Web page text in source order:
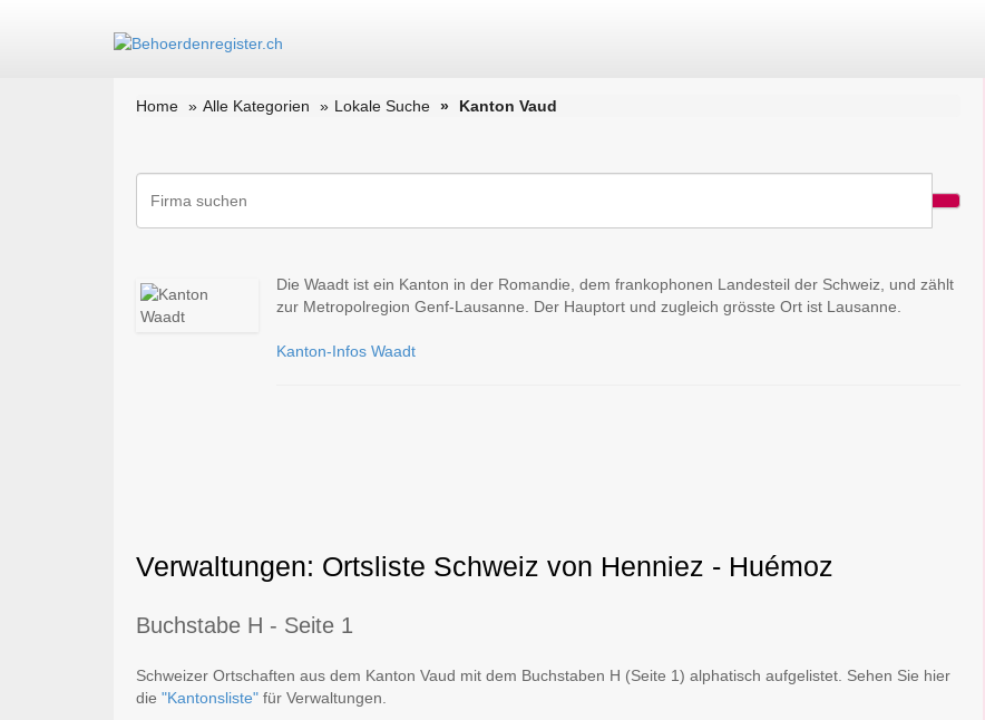
Home Alle Kategorien Lokale Suche Kanton Vaud
Die Waadt ist ein Kanton in der Romandie, dem frankophonen Landesteil der Schweiz, und zählt
zur Metropolregion Genf-Lausanne. Der Hauptort und zugleich grösste Ort ist Lausanne.
Kanton-Infos Waadt
Verwaltungen: Ortsliste Schweiz von Henniez - Huémoz
Buchstabe H - Seite 1
Schweizer Ortschaften aus dem Kanton Vaud mit dem Buchstaben H (Seite 1) alphatisch aufgelistet. Sehen Sie hier
die "Kantonsliste" für Verwaltungen.